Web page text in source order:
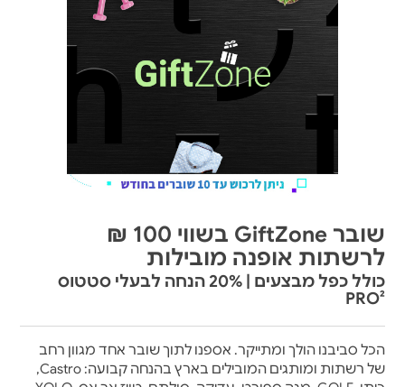
שובר GiftZone בשווי 100 ₪
לרשתות אופנה מובילות
כולל כפל מבצעים | 20% הנחה לבעלי סטטוס
PRO²
הכל סביבנו הולך ומתייקר. אספנו לתוך שובר אחד מגוון רחב
של רשתות ומותגים המובילים בארץ בהנחה קבועה: Castro,